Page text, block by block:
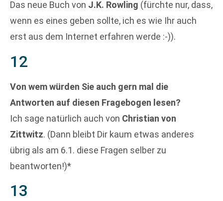
Das neue Buch von J.K. Rowling (fürchte nur, dass,
wenn es eines geben sollte, ich es wie Ihr auch
erst aus dem Internet erfahren werde :-)).
12
Von wem würden Sie auch gern mal die
Antworten auf diesen Fragebogen lesen?
Ich sage natürlich auch von Christian von
Zittwitz. (Dann bleibt Dir kaum etwas anderes
übrig als am 6.1. diese Fragen selber zu
beantworten!)*
13